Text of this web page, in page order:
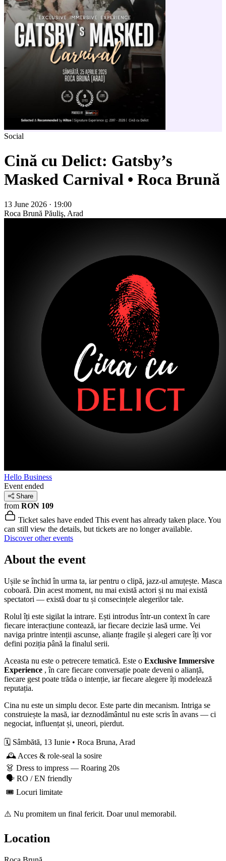
Social
Cină cu Delict: Gatsby’s
Masked Carnival • Roca Brună
13 June 2026 · 19:00
Roca Brună Păuliş, Arad
Hello Business
Event ended
Share
from RON 109
Ticket sales have ended This event has already taken place. You
can still view the details, but tickets are no longer available.
Discover other events
About the event
Ușile se închid în urma ta, iar pentru o clipă, jazz-ul amuțește. Masca
coboară. Din acest moment, nu mai există actori și nu mai există
spectatori — există doar tu și consecințele alegerilor tale.
Rolul îți este sigilat la intrare. Ești introdus într-un context în care
fiecare interacțiune contează, iar fiecare decizie lasă urme. Vei
naviga printre intenții ascunse, alianțe fragile și alegeri care îți vor
defini poziția până la finalul serii.
Aceasta nu este o petrecere tematică. Este o Exclusive Immersive
Experience , în care fiecare conversație poate deveni o alianță,
fiecare gest poate trăda o intenție, iar fiecare alegere îți modelează
reputația.
Cina nu este un simplu decor. Este parte din mecanism. Intriga se
construiește la masă, iar deznodământul nu este scris în avans — ci
negociat, influențat și, uneori, pierdut.
🗓️ Sâmbătă, 13 Iunie • Roca Bruna, Arad
🕰️ Acces & role-seal la sosire
👗 Dress to impress — Roaring 20s
🗣️ RO / EN friendly
🎟️ Locuri limitate
⚠️ Nu promitem un final fericit. Doar unul memorabil.
Location